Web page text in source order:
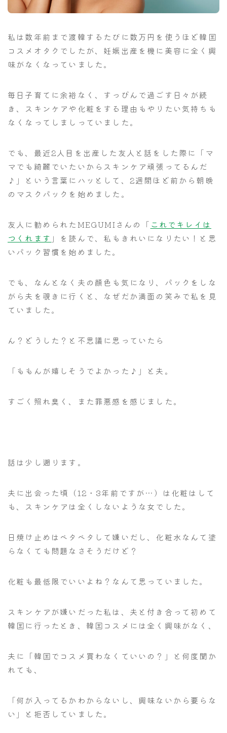
私は数年前まで渡韓するたびに数万円を使うほど韓国
コスメオタクでしたが、妊娠出産を機に美容に全く興
味がなくなっていました。
毎日子育てに余裕なく、すっぴんで過ごす日々が続
き、スキンケアや化粧をする理由もやりたい気持ちも
なくなってしましっていました。
でも、最近2人目を出産した友人と話をした際に「マ
マでも綺麗でいたいからスキンケア頑張ってるんだ
♪」という言葉にハッとして、2週間ほど前から朝晩
のマスクパックを始めました。
友人に勧められたMEGUMIさんの「 これでキレイは
つくれます 」を読んで、私もきれいになりたい！と思
いパック習慣を始めました。
でも、なんとなく夫の顔色も気になり、パックをしな
がら夫を覗きに行くと、なぜだか満面の笑みで私を見
ていました。
ん？どうした？と不思議に思っていたら
「ももんが嬉しそうでよかった♪」と夫。
すごく照れ臭く、また罪悪感を感じました。
話は少し遡ります。
夫に出会った頃（12・3年前ですが…）は化粧はして
も、スキンケアは全くしないような女でした。
日焼け止めはベタベタして嫌いだし、化粧水なんて塗
らなくても問題なさそうだけど？
化粧も最低限でいいよね？なんて思っていました。
スキンケアが嫌いだった私は、夫と付き合って初めて
韓国に行ったとき、韓国コスメには全く興味がなく、
夫に「韓国でコスメ買わなくていいの？」と何度聞か
れても、
「何が入ってるかわからないし、興味ないから要らな
い」と拒否していました。